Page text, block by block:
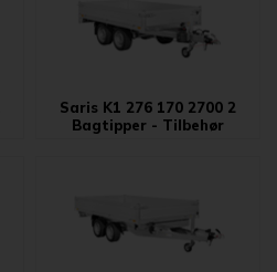
Saris K1 276 170 2700 2
Bagtipper - Tilbehør